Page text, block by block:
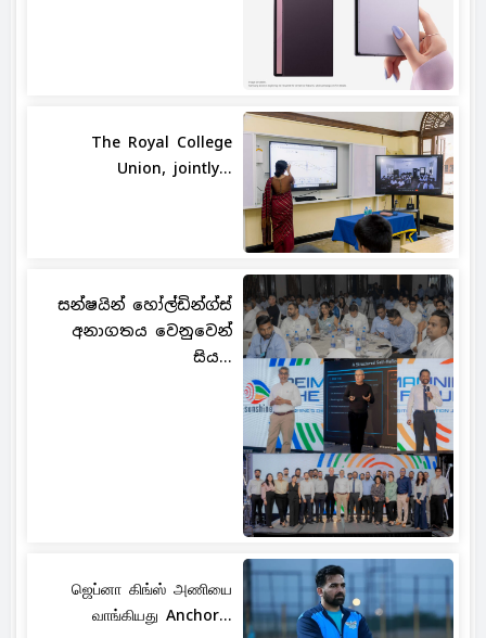
The Royal College
Union, jointly...
සන්ෂයින් හෝල්ඩින්ග්ස්
අනාගතය වෙනුවෙන්
සිය...
ஜெப்னா கிங்ஸ் அணியை
வாங்கியது Anchor...